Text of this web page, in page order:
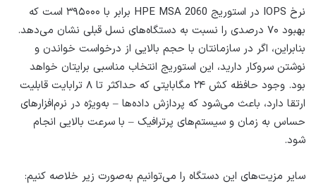
نرخ IOPS در استوریج‌ HPE MSA 2060 برابر با ۳۹۵۰۰۰ است که
بهبود ۷۰ درصدی را نسبت به دستگاه‌های نسل قبلی نشان می‌دهد.
بنابراین، اگر در سازمانتان با حجم بالایی از درخواست خواندن و
نوشتن سروکار دارید، این استوریج انتخاب مناسبی برایتان خواهد
بود. وجود حافظه کش ۲۴ مگابایتی که حداکثر تا ۸ ترابایت قابلیت
ارتقا دارد، باعث می‌شود که پردازش داده‌ها – به‌ویژه در نرم‌افزارهای
حساس به زمان و سیستم‌های پرترافیک – با سرعت بالایی انجام
شود.
سایر مزیت‌های این دستگاه را می‌توانیم به‌صورت زیر خلاصه کنیم: